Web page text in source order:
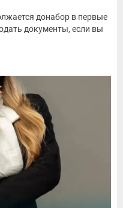
донабор в первые
документы, если вы